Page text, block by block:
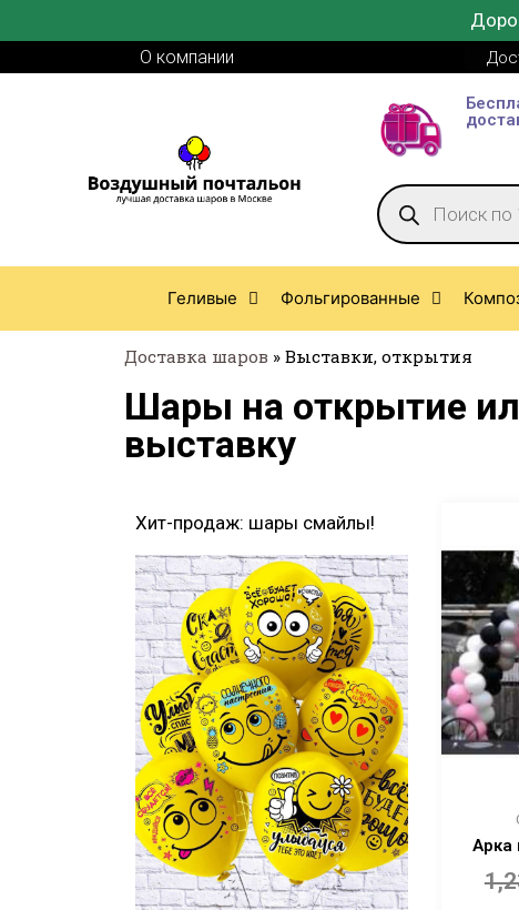
О компании
Геливые Фольгированные
Доставка шаров » Выставки, открытия
Шары на открытие
выставку
Хит-продаж: шары смайлы!
Арка